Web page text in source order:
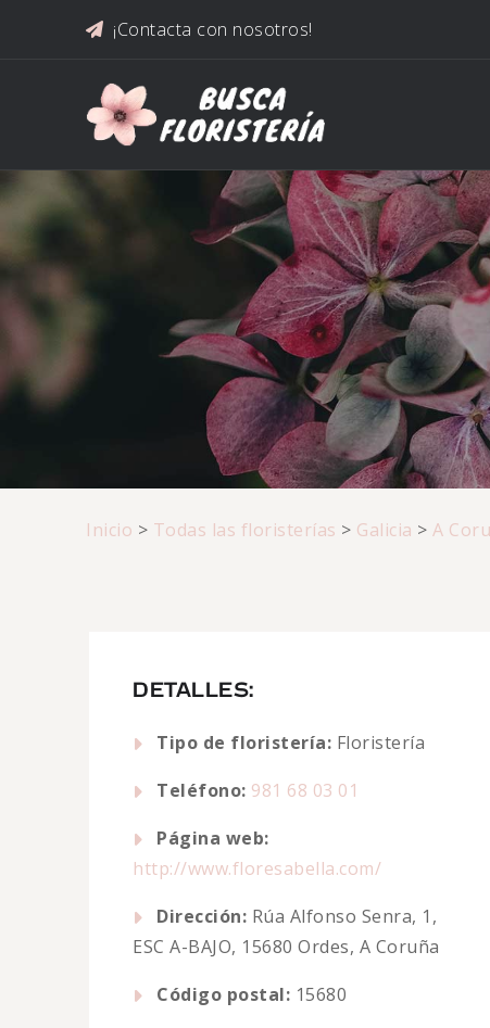
¡Contacta con nosotros!
Inicio > Todas las floristerías > Galicia >A
DETALLES:
Tipo de floristería: Floristería
Teléfono: 981 68 03 01
Página web:
http://www.floresabella.com/
Dirección: Rúa Alfonso Senra, 1,
ESC A-BAJO, 15680 Ordes, A Coruña
Código postal: 15680